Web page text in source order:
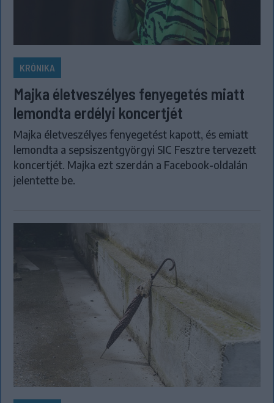
KRÓNIKA
Majka életveszélyes fenyegetés miatt
lemondta erdélyi koncertjét
Majka életveszélyes fenyegetést kapott, és emiatt
lemondta a sepsiszentgyörgyi SIC Fesztre tervezett
koncertjét. Majka ezt szerdán a Facebook-oldalán
jelentette be.